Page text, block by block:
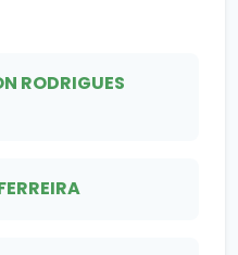
RODRIGUES